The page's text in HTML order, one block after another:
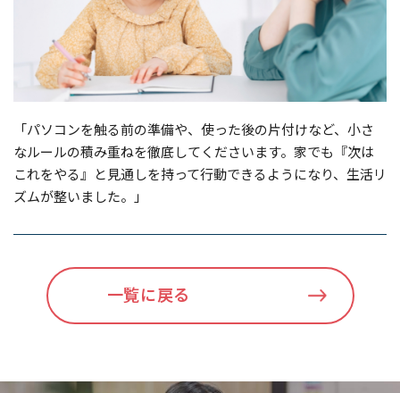
「パソコンを触る前の準備や、使った後の片付けなど、小さ
なルールの積み重ねを徹底してくださいます。家でも『次は
これをやる』と見通しを持って行動できるようになり、生活リ
ズムが整いました。」
一覧に戻る